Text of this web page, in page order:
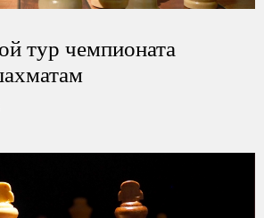
тур чемпионата